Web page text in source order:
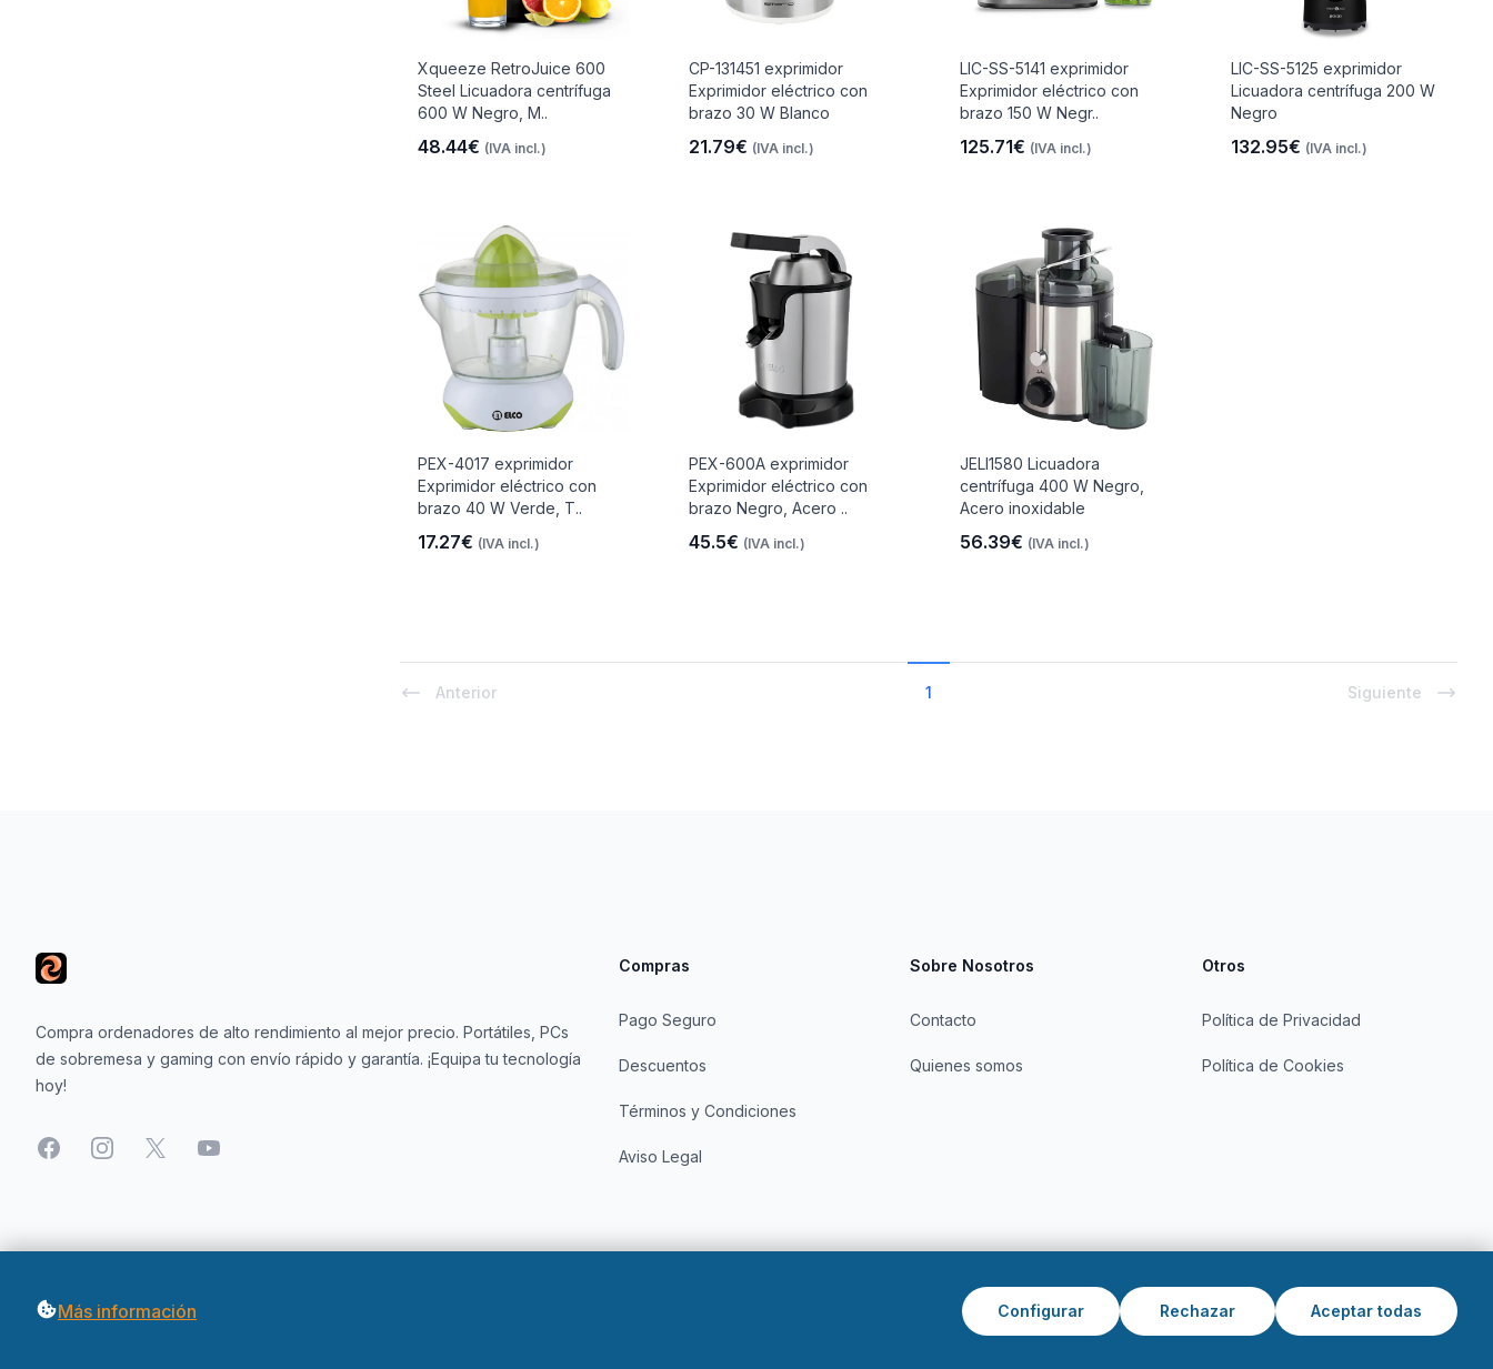
Xqueeze RetroJuice 600
Steel Licuadora centrífuga
600 W Negro, M..
48.44€ (IVA incl.)
CP-131451 exprimidor
Exprimidor eléctrico con
brazo 30 W Blanco
21.79€ (IVA incl.)
LIC-SS-5141 exprimidor
Exprimidor eléctrico con
brazo 150 W Negr..
125.71€ (IVA incl.)
LIC-SS-5125 exprimidor
Licuadora centrífuga 200 W
Negro
132.95€ (IVA incl.)
PEX-4017 exprimidor
Exprimidor eléctrico con
brazo 40 W Verde, T..
17.27€ (IVA incl.)
PEX-600A exprimidor
Exprimidor eléctrico con
brazo Negro, Acero ..
45.5€ (IVA incl.)
JELI1580 Licuadora
centrífuga 400 W Negro,
Acero inoxidable
56.39€ (IVA incl.)
Anterior 1 Siguiente
Compra ordenadores de alto rendimiento al mejor precio. Portátiles, PCs
de sobremesa y gaming con envío rápido y garantía. ¡Equipa tu tecnología
hoy!
FacebookInstagram
X YouTube
Compras
Pago Seguro
Descuentos
Términos y Condiciones
Aviso Legal
Sobre Nosotros
Contacto
Quienes somos
Otros
Política de Privacidad
Política de Cookies
© 2026 OfertasInformatica. Todos los derechos reservados.
Más información Configurar Rechazar Aceptar todas